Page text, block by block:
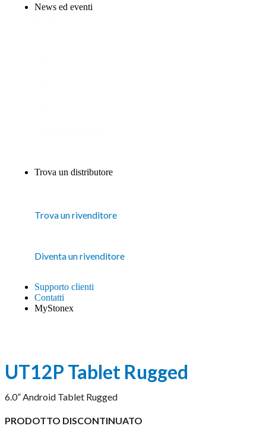
News ed eventi
Trova un distributore
Trova un rivenditore
Diventa un rivenditore
Supporto clienti
Contatti
MyStonex
UT12P Tablet Rugged
6.0” Android Tablet Rugged
PRODOTTO DISCONTINUATO